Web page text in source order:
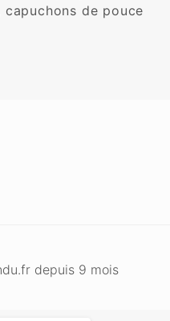
de pouce
depuis 9 mois